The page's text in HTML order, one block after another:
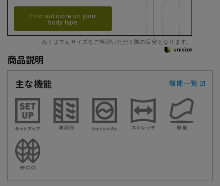
Find out more on your
body type
あくまでもサイズをご検討いただく際の目安となります。
商品説明
主な機能
機能一覧